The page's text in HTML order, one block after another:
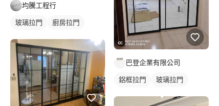
均騰工程行
玻璃拉門
廚房拉門
巴登企業有限公司
鋁框拉門
玻璃拉門